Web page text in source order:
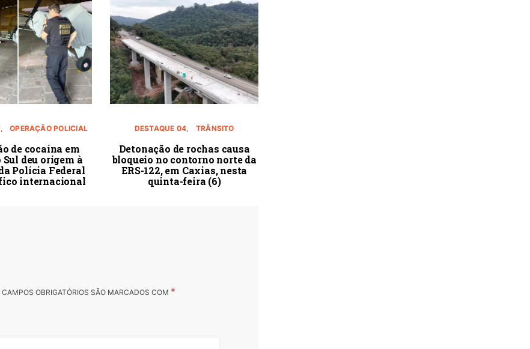
OPERAÇÃO POLICIAL
de cocaína em
Sul deu origem à
Polícia Federal
internacional
DESTAQUE 04 TRÂNSITO
Detonação de rochas causa
bloqueio no contorno norte da
ERS-122, em Caxias, nesta
quinta-feira (6)
CAMPOS OBRIGATÓRIOS SÃO MARCADOS COM *